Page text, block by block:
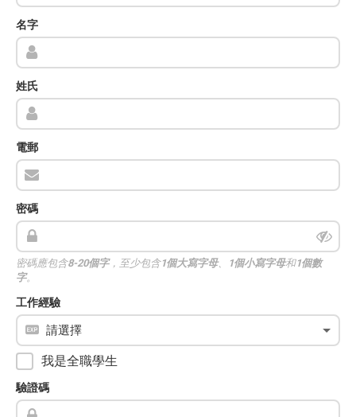
名字
姓氏
電郵
密碼
密碼應包含8-20個字，至少包含1個大寫字母、 1個小寫字母和1個數
字。
工作經驗
我是全職學生
驗證碼